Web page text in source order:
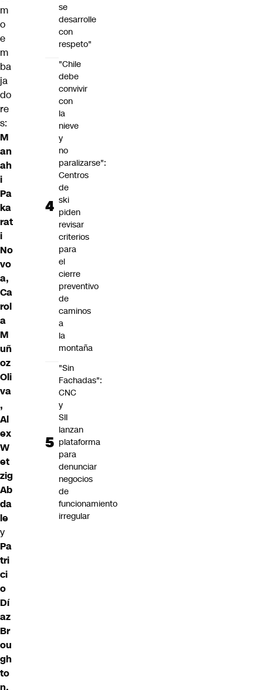
m
o
e
m
ba
ja
do
re
s:
M
an
ah
i
Pa
ka
rat
i
No
vo
a,
Ca
rol
a
M
uñ
oz
Oli
va
,
Al
ex
W
et
zig
Ab
da
le
y
Pa
tri
ci
o
Dí
az
Br
ou
gh
to
se
desarrolle
con
respeto"
"Chile
debe
convivir
con
la
nieve
y
no
paralizarse":
Centros
de
ski
piden
revisar
criterios
para
el
cierre
preventivo
de
caminos
a
la
montaña
"Sin
Fachadas":
CNC
y
SII
lanzan
plataforma
para
denunciar
negocios
de
funcionamiento
irregular